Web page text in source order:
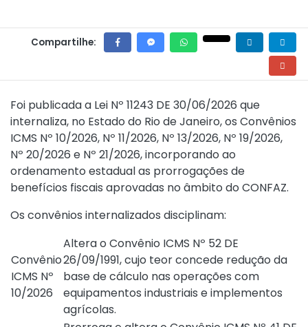
Compartilhe:
Foi publicada a Lei Nº 11243 DE 30/06/2026 que
internaliza, no Estado do Rio de Janeiro, os Convênios
ICMS Nº 10/2026, Nº 11/2026, Nº 13/2026, Nº 19/2026,
Nº 20/2026 e Nº 21/2026, incorporando ao
ordenamento estadual as prorrogações de
benefícios fiscais aprovadas no âmbito do CONFAZ.
Os convênios internalizados disciplinam:
Convênio
ICMS Nº
10/2026
Altera o Convênio ICMS Nº 52 DE
26/09/1991, cujo teor concede redução da
base de cálculo nas operações com
equipamentos industriais e implementos
agrícolas.